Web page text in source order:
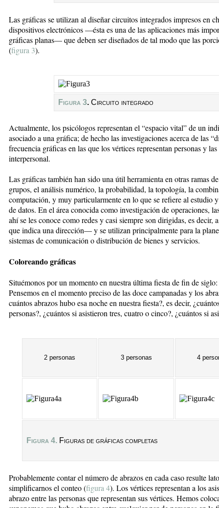
Las gráficas se utilizan al diseñar circuitos integrados impresos en
dispositivos electrónicos —ésta es una de las aplicaciones más
gráficas planas— que deben ser diseñados de tal modo que las
(figura 3).
Figura 3. Circuito integrado
Actualmente, los psicólogos representan el “espacio vital” de un
asociado a una gráfica; de hecho las investigaciones acerca de las
frecuencia gráficas en las que los vértices representan personas y
interpersonal.
Las gráficas también han sido una útil herramienta en otras ramas
grupos, el análisis numérico, la probabilidad, la topología, la
computación, y muy particularmente en lo que se refiere al estudio
de datos. En el área conocida como investigación de operaciones,
ahí se les conoce como redes y casi siempre son dirigidas, es decir,
que indica una dirección— y se utilizan principalmente para la
sistemas de comunicación o distribución de bienes y servicios.
Coloreando gráficas
Situémonos por un momento en nuestra última fiesta de fin de
Pensemos en el momento preciso de las doce campanadas y los
cuántos abrazos hubo esa noche en nuestra fiesta?, es decir,
personas?, ¿cuántos si asistieron tres, cuatro o cinco?, ¿cuántos si
2 personas 3 personas 4
Figura 4. Figuras de gráficas completas
Probablemente contar el número de abrazos en cada caso resulte
simplificarnos el conteo (figura 4). Los vértices representan a los
abrazo entre las personas que representan sus vértices. Hemos